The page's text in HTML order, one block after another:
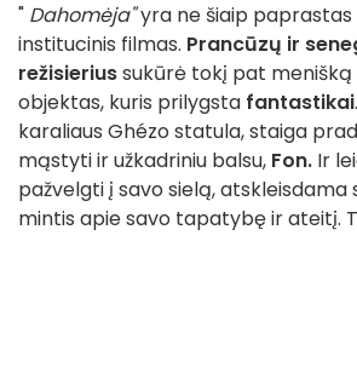
" Dahomėja"yra ne šiaip paprastas
institucinis filmas. Prancūzų ir
režisieriussukūrė tokį pat menišką
objektas, kuris prilygsta fantastikai
karaliaus Ghézo statula, staiga
mąstyti ir užkadriniu balsu, Fon. Ir
pažvelgti į savo sielą, atskleisdama
mintis apie savo tapatybę ir ateitį.